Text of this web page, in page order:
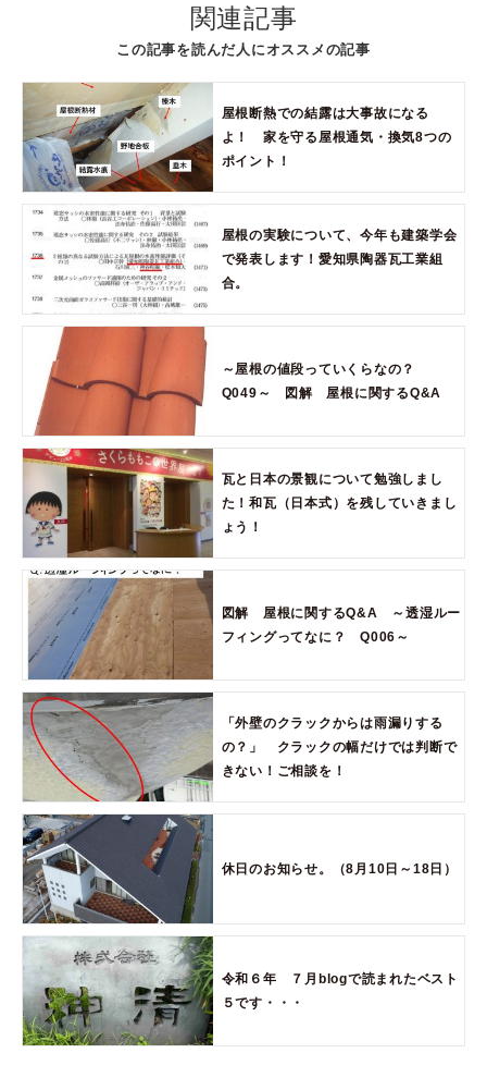
関連記事
この記事を読んだ人にオススメの記事
屋根断熱での結露は大事故になる
よ！ 家を守る屋根通気・換気8つの
ポイント！
屋根の実験について、今年も建築学会
で発表します！愛知県陶器瓦工業組
合。
～屋根の値段っていくらなの？
Q049～ 図解 屋根に関するQ&A
瓦と日本の景観について勉強しまし
た！和瓦（日本式）を残していきまし
ょう！
図解 屋根に関するQ&A ～透湿ルー
フィングってなに？ Q006～
「外壁のクラックからは雨漏りする
の？」 クラックの幅だけでは判断で
きない！ご相談を！
休日のお知らせ。（8月10日～18日）
令和６年 ７月blogで読まれたベスト
５です・・・